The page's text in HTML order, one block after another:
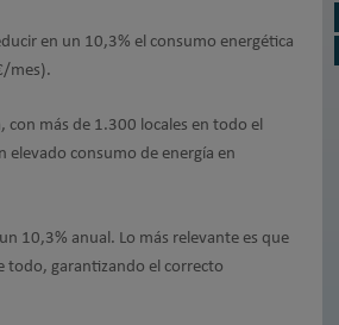
en un 10,3% el consumo energética
mes).
con más de 1.300 locales en todo el
elevado consumo de energía en
10,3% anual. Lo más relevante es que
todo, garantizando el correcto